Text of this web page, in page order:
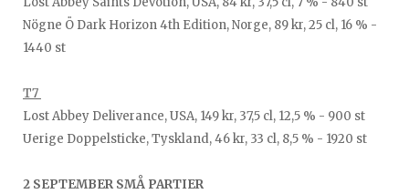
Nögne Ö Dark Horizon 4th Edition, Norge, 89 kr, 25 cl, 16 % -
1440 st
T7
Lost Abbey Deliverance, USA, 149 kr, 37,5 cl, 12,5 % - 900 st
Uerige Doppelsticke, Tyskland, 46 kr, 33 cl, 8,5 % - 1920 st
2 SEPTEMBER SMÅ PARTIER